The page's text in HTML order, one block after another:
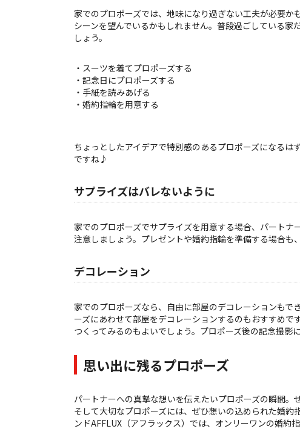
家でのプロポーズでは、地味になり過ぎない工夫が必要
シーンを望んでいるかもしれません。普段過ごしている
しょう。
・スーツを着てプロポーズする
・記念日にプロポーズする
・手紙を読みあげる
・婚約指輪を用意する
ちょっとしたアイデアで特別感のあるプロポーズになる
ですね♪
サプライズはバレないように
家でのプロポーズでサプライズを用意する場合、パート
注意しましょう。プレゼントや婚約指輪を準備する場合も
デコレーション
家でのプロポーズなら、自由に部屋のデコレーションも
ーズにあわせて部屋をデコレーションするのもおすすめ
つくってみるのもよいでしょう。プロポーズ後の記念撮影
思い出に残るプロポーズ
パートナーへの真摯な想いを伝えたいプロポーズの瞬間。
そして大切なプロポーズには、ぜひ想いの込められた婚
ンドAFFLUX（アフラックス）では、オンリーワンの婚約